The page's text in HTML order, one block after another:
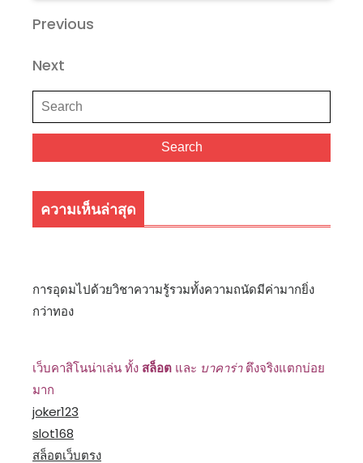
แนะแนว
เรื่อง
Previous
Previous
Next
Next
Search
for:
Search
ความเห็นล่าสุด
การอุดมไปด้วยวิชาความรู้รวมทั้งความถนัดมีค่ามากยิ่ง
กว่าทอง
เว็บคาสิโนน่าเล่น ทั้ง สล็อต และ บาคาร่าตึงจริงแตกบ่อย
มาก
joker123
slot168
สล็อตเว็บตรง